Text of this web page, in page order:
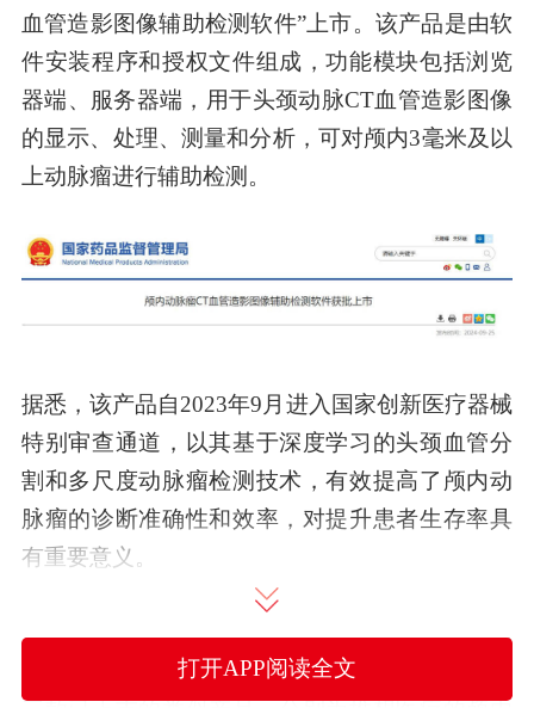
血管造影图像辅助检测软件”上市。该产品是由软
件安装程序和授权文件组成，功能模块包括浏览
器端、服务器端，用于头颈动脉CT血管造影图像
的显示、处理、测量和分析，可对颅内3毫米及以
上动脉瘤进行辅助检测。
据悉，该产品自2023年9月进入国家创新医疗器械
特别审查通道，以其基于深度学习的头颈血管分
割和多尺度动脉瘤检测技术，有效提高了颅内动
脉瘤的诊断准确性和效率，对提升患者生存率具
有重要意义。
据药智医械数据库显示，除联影智能的颅内动脉
瘤CT血管造影图像辅助检测软件以外，国内还有
打开APP阅读全文